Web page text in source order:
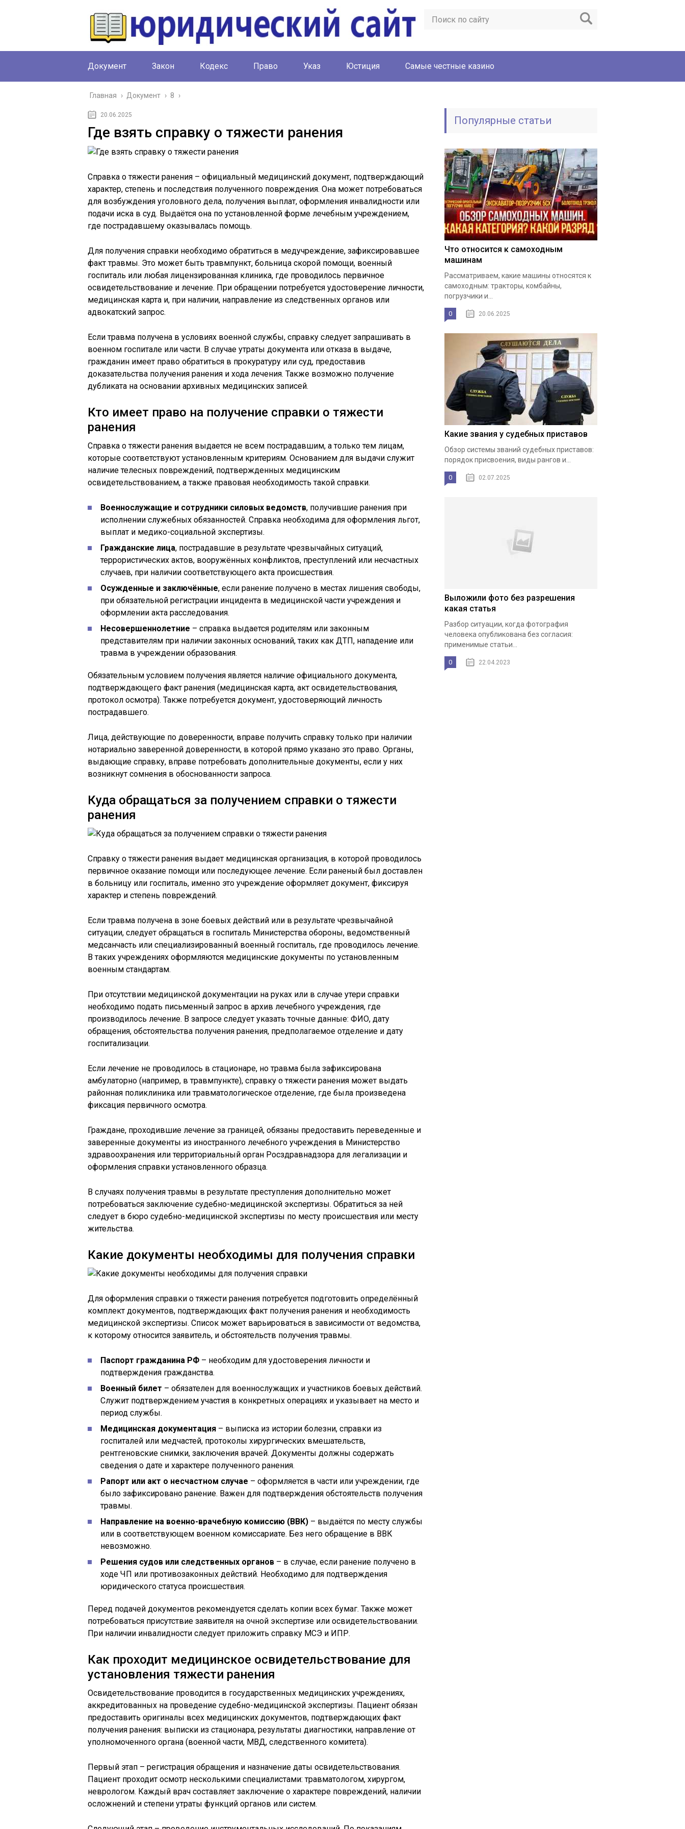
Документ Закон Кодекс Право Указ Юстиция Cамые честные казино
Главная › Документ › 8 ›
20.06.2025
Где взять справку о тяжести ранения
Справка о тяжести ранения – официальный медицинский документ, подтверждающий
характер, степень и последствия полученного повреждения. Она может потребоваться
для возбуждения уголовного дела, получения выплат, оформления инвалидности или
подачи иска в суд. Выдаётся она по установленной форме лечебным учреждением,
где пострадавшему оказывалась помощь.
Для получения справки необходимо обратиться в медучреждение, зафиксировавшее
факт травмы. Это может быть травмпункт, больница скорой помощи, военный
госпиталь или любая лицензированная клиника, где проводилось первичное
освидетельствование и лечение. При обращении потребуется удостоверение личности,
медицинская карта и, при наличии, направление из следственных органов или
адвокатский запрос.
Если травма получена в условиях военной службы, справку следует запрашивать в
военном госпитале или части. В случае утраты документа или отказа в выдаче,
гражданин имеет право обратиться в прокуратуру или суд, предоставив
доказательства получения ранения и хода лечения. Также возможно получение
дубликата на основании архивных медицинских записей.
Кто имеет право на получение справки о тяжести
ранения
Справка о тяжести ранения выдается не всем пострадавшим, а только тем лицам,
которые соответствуют установленным критериям. Основанием для выдачи служит
наличие телесных повреждений, подтвержденных медицинским
освидетельствованием, а также правовая необходимость такой справки.
Военнослужащие и сотрудники силовых ведомств, получившие ранения при
исполнении служебных обязанностей. Справка необходима для оформления льгот,
выплат и медико-социальной экспертизы.
Гражданские лица, пострадавшие в результате чрезвычайных ситуаций,
террористических актов, вооружённых конфликтов, преступлений или несчастных
случаев, при наличии соответствующего акта происшествия.
Осужденные и заключённые, если ранение получено в местах лишения свободы,
при обязательной регистрации инцидента в медицинской части учреждения и
оформлении акта расследования.
Несовершеннолетние – справка выдается родителям или законным
представителям при наличии законных оснований, таких как ДТП, нападение или
травма в учреждении образования.
Обязательным условием получения является наличие официального документа,
подтверждающего факт ранения (медицинская карта, акт освидетельствования,
протокол осмотра). Также потребуется документ, удостоверяющий личность
пострадавшего.
Лица, действующие по доверенности, вправе получить справку только при наличии
нотариально заверенной доверенности, в которой прямо указано это право. Органы,
выдающие справку, вправе потребовать дополнительные документы, если у них
возникнут сомнения в обоснованности запроса.
Куда обращаться за получением справки о тяжести
ранения
Справку о тяжести ранения выдает медицинская организация, в которой проводилось
первичное оказание помощи или последующее лечение. Если раненый был доставлен
в больницу или госпиталь, именно это учреждение оформляет документ, фиксируя
характер и степень повреждений.
Если травма получена в зоне боевых действий или в результате чрезвычайной
ситуации, следует обращаться в госпиталь Министерства обороны, ведомственный
медсанчасть или специализированный военный госпиталь, где проводилось лечение.
В таких учреждениях оформляются медицинские документы по установленным
военным стандартам.
При отсутствии медицинской документации на руках или в случае утери справки
необходимо подать письменный запрос в архив лечебного учреждения, где
производилось лечение. В запросе следует указать точные данные: ФИО, дату
обращения, обстоятельства получения ранения, предполагаемое отделение и дату
госпитализации.
Если лечение не проводилось в стационаре, но травма была зафиксирована
амбулаторно (например, в травмпункте), справку о тяжести ранения может выдать
районная поликлиника или травматологическое отделение, где была произведена
фиксация первичного осмотра.
Граждане, проходившие лечение за границей, обязаны предоставить переведенные и
заверенные документы из иностранного лечебного учреждения в Министерство
здравоохранения или территориальный орган Росздравнадзора для легализации и
оформления справки установленного образца.
В случаях получения травмы в результате преступления дополнительно может
потребоваться заключение судебно-медицинской экспертизы. Обратиться за ней
следует в бюро судебно-медицинской экспертизы по месту происшествия или месту
жительства.
Какие документы необходимы для получения справки
Для оформления справки о тяжести ранения потребуется подготовить определённый
комплект документов, подтверждающих факт получения ранения и необходимость
медицинской экспертизы. Список может варьироваться в зависимости от ведомства,
к которому относится заявитель, и обстоятельств получения травмы.
Паспорт гражданина РФ – необходим для удостоверения личности и
подтверждения гражданства.
Военный билет – обязателен для военнослужащих и участников боевых действий.
Служит подтверждением участия в конкретных операциях и указывает на место и
период службы.
Медицинская документация – выписка из истории болезни, справки из
госпиталей или медчастей, протоколы хирургических вмешательств,
рентгеновские снимки, заключения врачей. Документы должны содержать
сведения о дате и характере полученного ранения.
Рапорт или акт о несчастном случае – оформляется в части или учреждении, где
было зафиксировано ранение. Важен для подтверждения обстоятельств получения
травмы.
Направление на военно-врачебную комиссию (ВВК) – выдаётся по месту службы
или в соответствующем военном комиссариате. Без него обращение в ВВК
невозможно.
Решения судов или следственных органов – в случае, если ранение получено в
ходе ЧП или противозаконных действий. Необходимо для подтверждения
юридического статуса происшествия.
Перед подачей документов рекомендуется сделать копии всех бумаг. Также может
потребоваться присутствие заявителя на очной экспертизе или освидетельствовании.
При наличии инвалидности следует приложить справку МСЭ и ИПР.
Как проходит медицинское освидетельствование для
установления тяжести ранения
Освидетельствование проводится в государственных медицинских учреждениях,
аккредитованных на проведение судебно-медицинской экспертизы. Пациент обязан
предоставить оригиналы всех медицинских документов, подтверждающих факт
получения ранения: выписки из стационара, результаты диагностики, направление от
уполномоченного органа (военной части, МВД, следственного комитета).
Первый этап – регистрация обращения и назначение даты освидетельствования.
Пациент проходит осмотр несколькими специалистами: травматологом, хирургом,
неврологом. Каждый врач составляет заключение о характере повреждений, наличии
осложнений и степени утраты функций органов или систем.
Популярные статьи
Что относится к самоходным
машинам
Рассматриваем, какие машины относятся к
самоходным: тракторы, комбайны,
погрузчики и...
0 20.06.2025
Какие звания у судебных приставов
Обзор системы званий судебных приставов:
порядок присвоения, виды рангов и...
0 02.07.2025
Выложили фото без разрешения
какая статья
Разбор ситуации, когда фотография
человека опубликована без согласия:
применимые статьи...
0 22.04.2023